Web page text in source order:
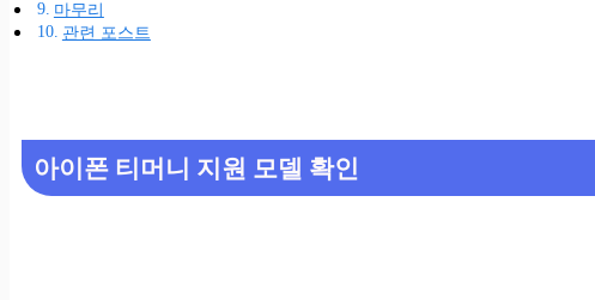
마무리
관련 포스트
아이폰 티머니 지원 모델 확인